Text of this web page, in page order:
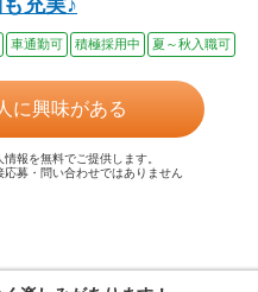
充実♪
車通勤可 積極採用中 夏～秋入職可
に興味がある
報を無料でご提供します。
応募・問い合わせではありません